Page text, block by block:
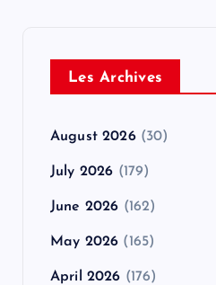
Les Archives
August 2026(30)
July 2026 (179)
June 2026 (162)
May 2026 (165)
April 2026 (176)